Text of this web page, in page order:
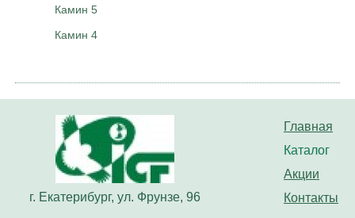
Камин 5
Камин 4
Главная
Каталог
Акции
Контакты
г. Екатерибург, ул. Фрунзе, 96